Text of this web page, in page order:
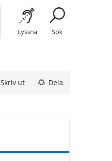
Lyssna Sök
Skriv ut Dela